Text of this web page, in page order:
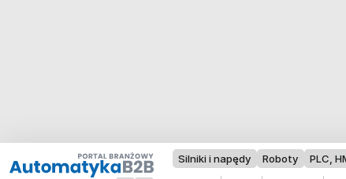
Silniki i napędy Roboty PLC,